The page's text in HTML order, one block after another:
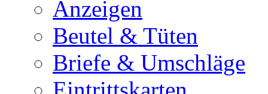
Anzeigen
Beutel & Tüten
Briefe & Umschläge